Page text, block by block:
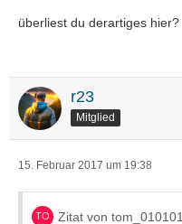
überliest du derartiges hier?
r23
Mitglied
15. Februar 2017 um 19:38
Zitat von tom_010101